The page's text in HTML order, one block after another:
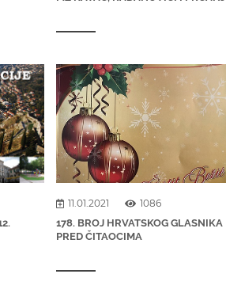
11.01.2021
1086
178. BROJ HRVATSKOG GLASNIKA
PRED ČITAOCIMA